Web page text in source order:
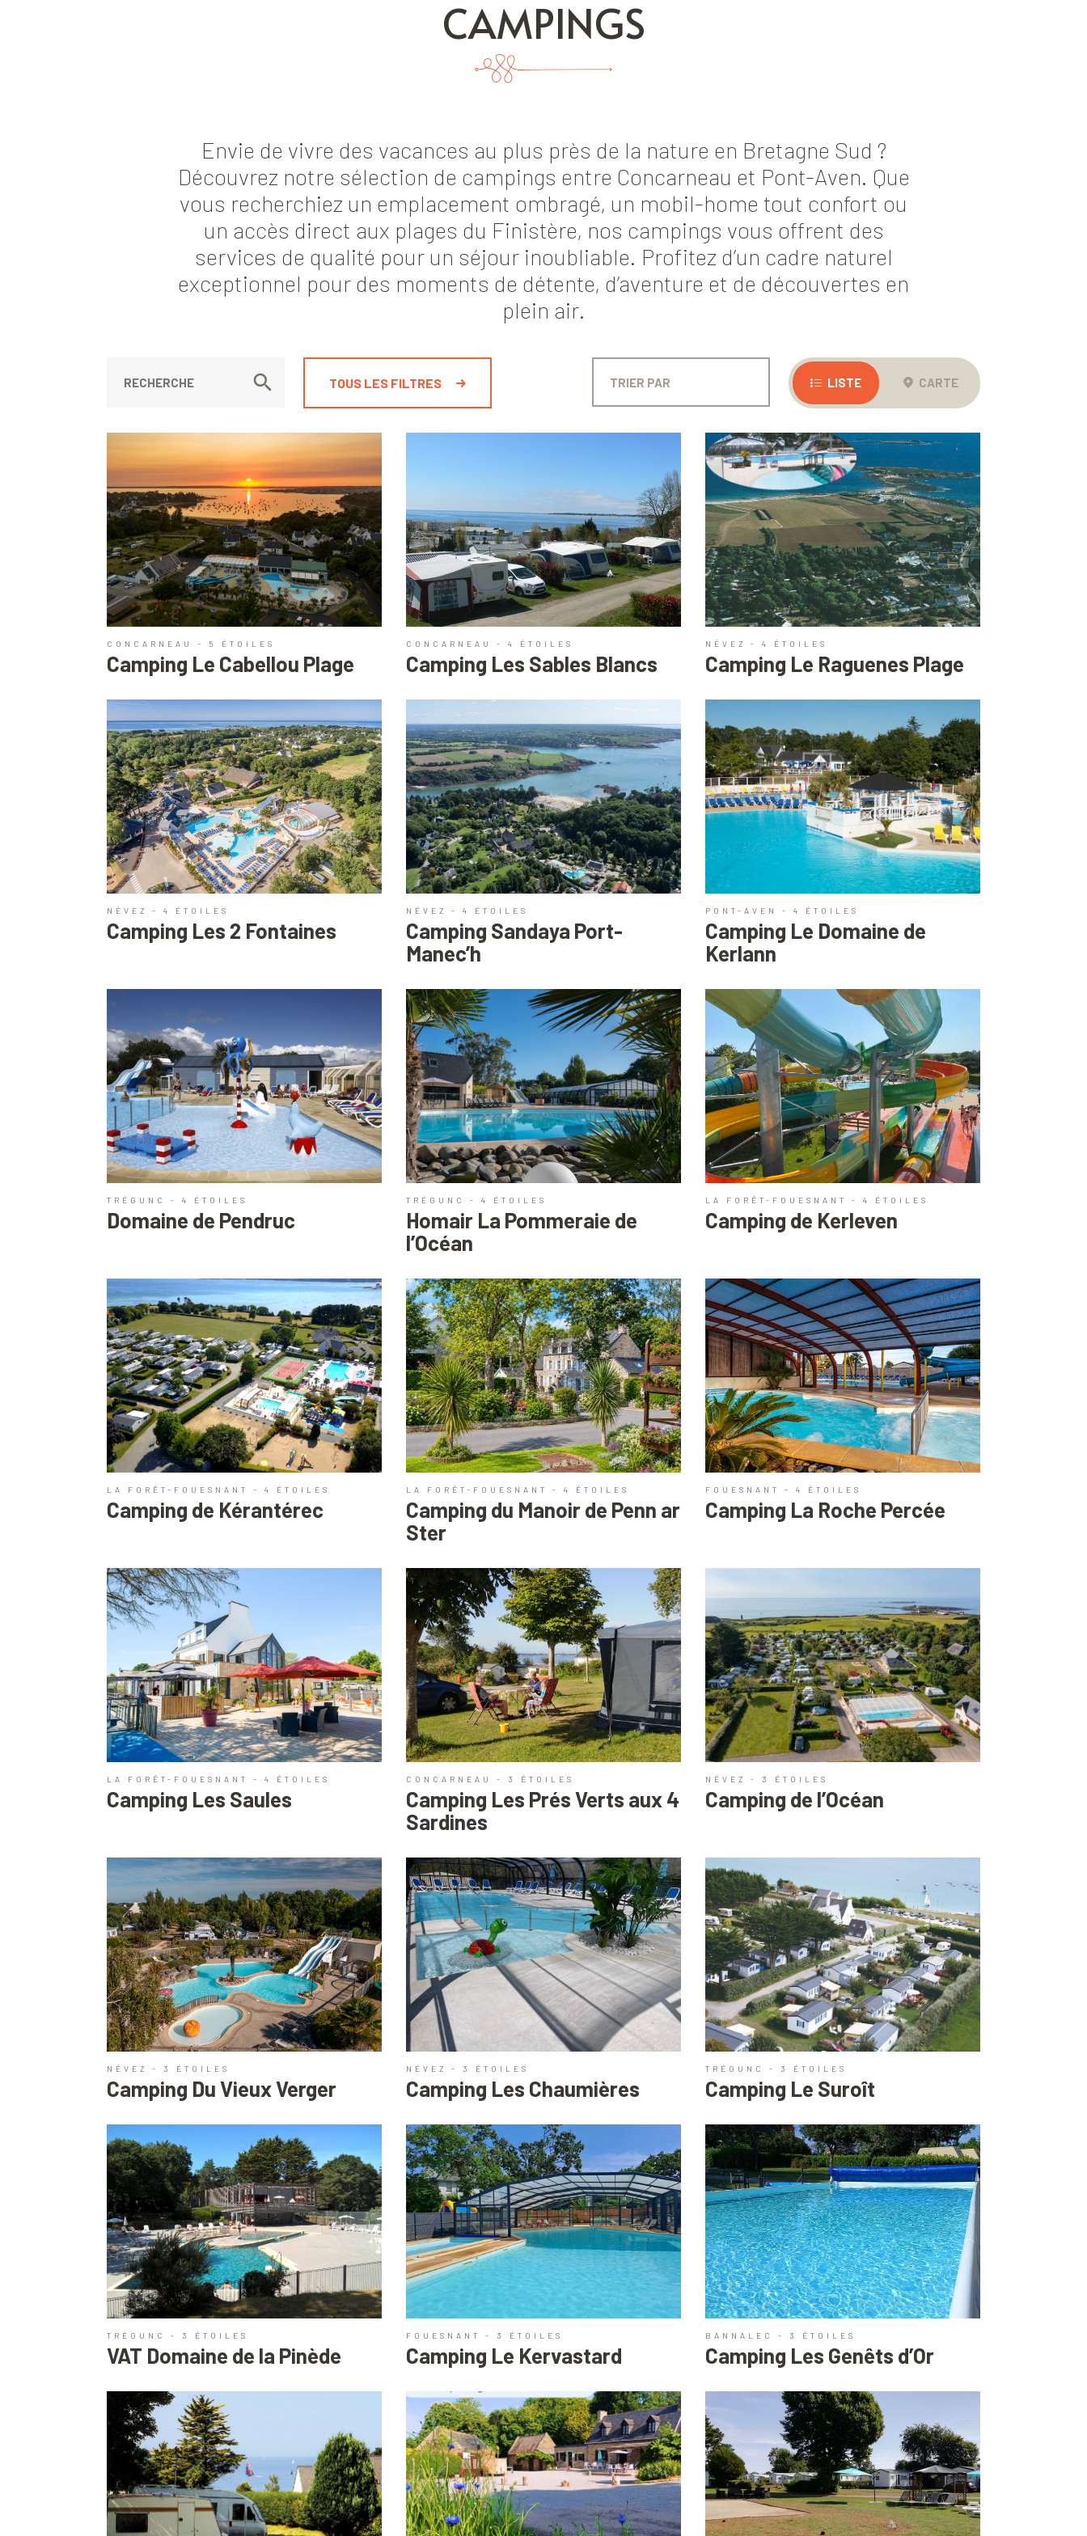
CAMPINGS
Envie de vivre des vacances au plus près de la nature en Bretagne Sud ?
Découvrez notre sélection de campings entre Concarneau et Pont-Aven. Que
vous recherchiez un emplacement ombragé, un mobil-home tout confort ou
un accès direct aux plages du Finistère, nos campings vous offrent des
services de qualité pour un séjour inoubliable. Profitez d’un cadre naturel
exceptionnel pour des moments de détente, d’aventure et de découvertes en
plein air.
TOUS LES FILTRES LISTE CARTE
CONCARNEAU - 5 ÉTOILES
Camping Le Cabellou Plage
CONCARNEAU - 4 ÉTOILES
Camping Les Sables Blancs
NÉVEZ - 4 ÉTOILES
Camping Le Raguenes Plage
NÉVEZ - 4 ÉTOILES
Camping Les 2 Fontaines
NÉVEZ - 4 ÉTOILES
Camping Sandaya Port-
Manec’h
PONT-AVEN - 4 ÉTOILES
Camping Le Domaine de
Kerlann
TRÉGUNC - 4 ÉTOILES
Domaine de Pendruc
TRÉGUNC - 4 ÉTOILES
Homair La Pommeraie de
l’Océan
LA FORÊT-FOUESNANT - 4 ÉTOILES
Camping de Kerleven
LA FORÊT-FOUESNANT - 4 ÉTOILES
Camping de Kérantérec
LA FORÊT-FOUESNANT - 4 ÉTOILES
Camping du Manoir de Penn ar
Ster
FOUESNANT - 4 ÉTOILES
Camping La Roche Percée
LA FORÊT-FOUESNANT - 4 ÉTOILES
Camping Les Saules
CONCARNEAU - 3 ÉTOILES
Camping Les Prés Verts aux 4
Sardines
NÉVEZ - 3 ÉTOILES
Camping de l’Océan
NÉVEZ - 3 ÉTOILES
Camping Du Vieux Verger
NÉVEZ - 3 ÉTOILES
Camping Les Chaumières
TRÉGUNC - 3 ÉTOILES
Camping Le Suroît
TRÉGUNC - 3 ÉTOILES
VAT Domaine de la Pinède
FOUESNANT - 3 ÉTOILES
Camping Le Kervastard
BANNALEC - 3 ÉTOILES
Camping Les Genêts d’Or